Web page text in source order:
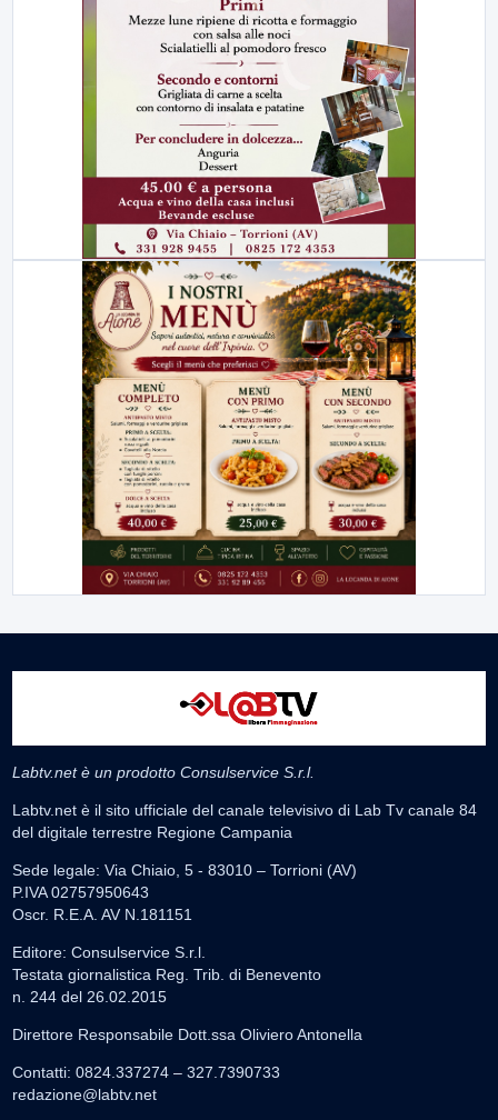
Labtv.net è un prodotto Consulservice S.r.l.
Labtv.net è il sito ufficiale del canale televisivo di Lab Tv canale 84
del digitale terrestre Regione Campania
Sede legale: Via Chiaio, 5 - 83010 – Torrioni (AV)
P.IVA 02757950643
Oscr. R.E.A. AV N.181151
Editore: Consulservice S.r.l.
Testata giornalistica Reg. Trib. di Benevento
n. 244 del 26.02.2015
Direttore Responsabile Dott.ssa Oliviero Antonella
Contatti: 0824.337274 – 327.7390733
redazione@labtv.net